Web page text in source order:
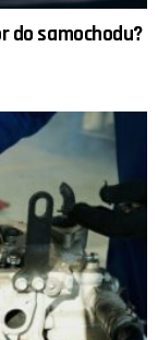
do samochodu?